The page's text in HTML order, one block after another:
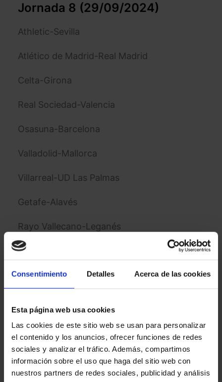
Consentimiento Detalles Acerca de las cookies
Esta página web usa cookies
Las cookies de este sitio web se usan para personalizar
el contenido y los anuncios, ofrecer funciones de redes
sociales y analizar el tráfico. Además, compartimos
información sobre el uso que haga del sitio web con
nuestros partners de redes sociales, publicidad y análisis
Jornada 8 (29/09/2024)
Athletic-Sevilla
Atlético de Madrid-Real Madrid
Celta-Girona
Real Sociedad-Valencia
Osasuna-Barcelona
Valladolid-Mallorca
Villarreal-UD Las Palmas
Getafe-Alavés
Rayo Vallecano-Leganés
Betis-ESP / OVI
Jornada 9 (06/10/2024)
Real Madrid-Villarreal
Alavés-Barcelona
Leganés-Valencia